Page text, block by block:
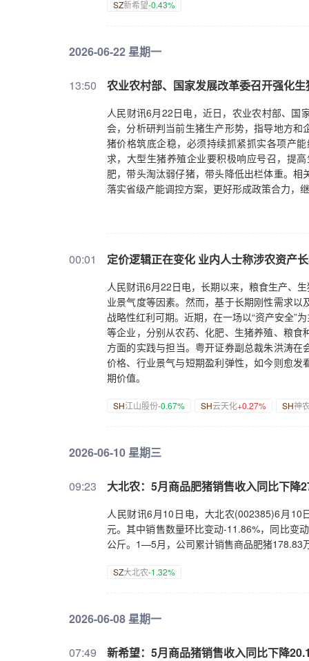
SZ新希望-0.43%
2026-06-22 星期一
13:50 农业农村部、国家发展改革委召开强化
人民财讯6月22日电，近日，农业农村部、国
会，分析研判当前生猪生产形势，指导地方
猪价格筑底企稳，必须持续抓紧抓实各项产
求，大型生猪养殖企业要积极响应号召，提
肥，带头淘汰弱仔猪，带头降低出栏体重。
落实省级产能调控方案，更好形成政策合力，
00:01 定价逻辑正在变化 业内人士称涉农资产
人民财讯6月22日电，长期以来，粮食生产、
业景气度等因素。然而，基于长期刚性需求
战略性红利可期。近期，在一场以“资产安全”
等企业，分别从农药、化肥、生猪养殖、粮
方面的实践与担当。粤开证券副总裁朱洪涛
价格、行业景气与短期盈利弹性，如今则愈
期价值。
SH江山股份-0.67% SH云天化+0.27% SH神
2026-06-10 星期三
09:23 大北农：5月商品肥猪销售收入同比下降
人民财讯6月10日电，大北农(002385)6月
元。其中销售数量环比变动-11.86%，同比变
公斤。1—5月，公司累计销售商品肥猪178.83
SZ大北农-1.32%
2026-06-08 星期一
07:49 新希望：5月商品猪销售收入同比下降